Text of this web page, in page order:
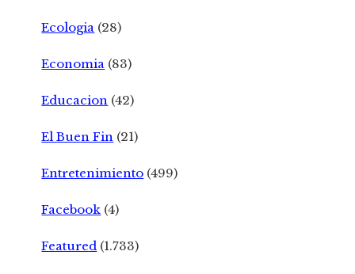
Ecologia (28)
Economia (83)
Educacion (42)
El Buen Fin (21)
Entretenimiento (499)
Facebook (4)
Featured (1.733)